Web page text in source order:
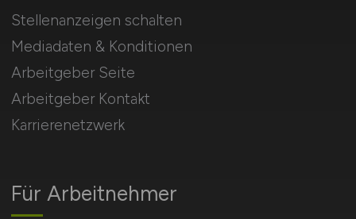
Für Arbeitnehmer
Stellenanzeigen schalten
Mediadaten & Konditionen
Arbeitgeber Seite
Arbeitgeber Kontakt
Karrierenetzwerk